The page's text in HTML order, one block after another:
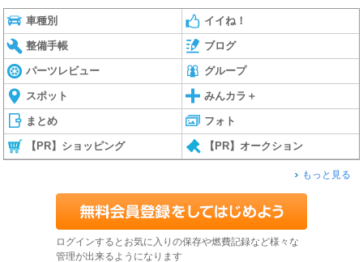
車種別 イイね！
整備手帳 ブログ
パーツレビュー グループ
スポット みんカラ＋
まとめ フォト
【PR】ショッピング 【PR】オークション
もっと見る
ログインするとお気に入りの保存や燃費記録など様々な
管理が出来るようになります